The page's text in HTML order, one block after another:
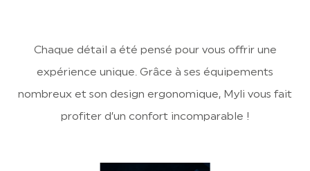
Chaque détail a été pensé pour vous offrir une
expérience unique. Grâce à ses équipements
nombreux et son design ergonomique, Myli vous fait
profiter d’un confort incomparable !